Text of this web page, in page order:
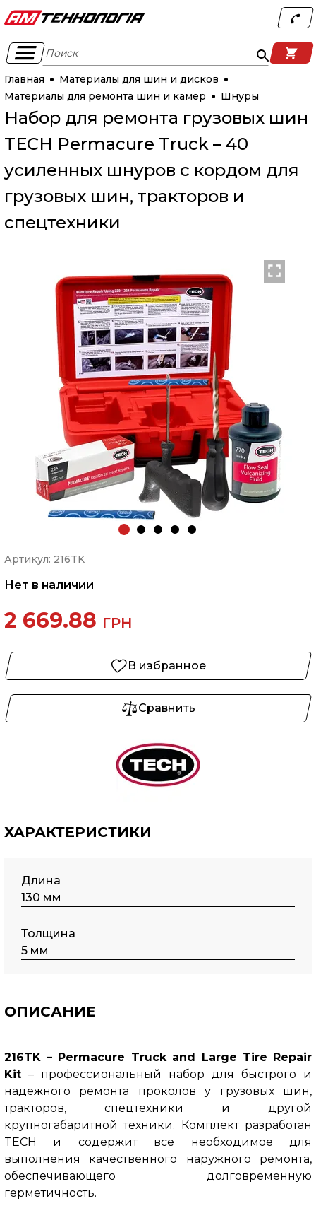
Поиск
Главная
Материалы для шин и дисков
Материалы для ремонта шин и камер
Шнуры
Набор для ремонта грузовых шин
TECH Permacure Truck – 40
усиленных шнуров с кордом для
грузовых шин, тракторов и
спецтехники
Артикул: 216TK
Нет в наличии
2 669.88 ГРН
В избранное
Сравнить
ХАРАКТЕРИСТИКИ
Длина
130 мм
Толщина
5 мм
ОПИСАНИЕ
216TK – Permacure Truck and Large Tire Repair
Kit– профессиональный набор для быстрого и
надежного ремонта проколов у грузовых шин,
тракторов, спецтехники и другой
крупногабаритной техники. Комплект разработан
TECH и содержит все необходимое для
выполнения качественного наружного ремонта,
обеспечивающего долговременную
герметичность.